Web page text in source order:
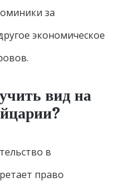
за
экономическое
вид на
в
право